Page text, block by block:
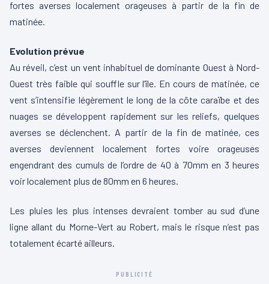
fortes averses localement orageuses à partir de la fin de
matinée.
Evolution prévue
Au réveil, c’est un vent inhabituel de dominante Ouest à Nord-
Ouest très faible qui souffle sur l’île. En cours de matinée, ce
vent s’intensifie légèrement le long de la côte caraïbe et des
nuages se développent rapidement sur les reliefs, quelques
averses se déclenchent. A partir de la fin de matinée, ces
averses deviennent localement fortes voire orageuses
engendrant des cumuls de l’ordre de 40 à 70mm en 3 heures
voir localement plus de 80mm en 6 heures.
Les pluies les plus intenses devraient tomber au sud d’une
ligne allant du Morne-Vert au Robert, mais le risque n’est pas
totalement écarté ailleurs.
PUBLICITÉ